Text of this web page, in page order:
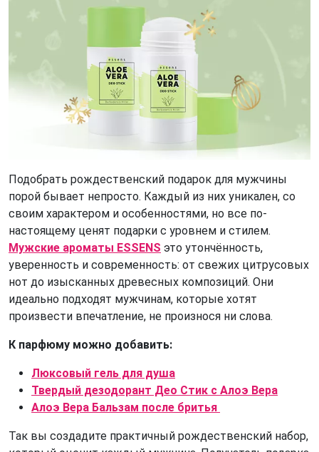
Подобрать рождественский подарок для мужчины
порой бывает непросто. Каждый из них уникален, со
своим характером и особенностями, но все по-
настоящему ценят подарки с уровнем и стилем.
Мужские ароматы ESSENS это утончённость,
уверенность и современность: от свежих цитрусовых
нот до изысканных древесных композиций. Они
идеально подходят мужчинам, которые хотят
произвести впечатление, не произнося ни слова.
К парфюму можно добавить:
Люксовый гель для душа
Твердый дезодорант Део Стик с Алоэ Верa
Алоэ Вера Бальзам после бритья
Так вы создадите практичный рождественский набор,